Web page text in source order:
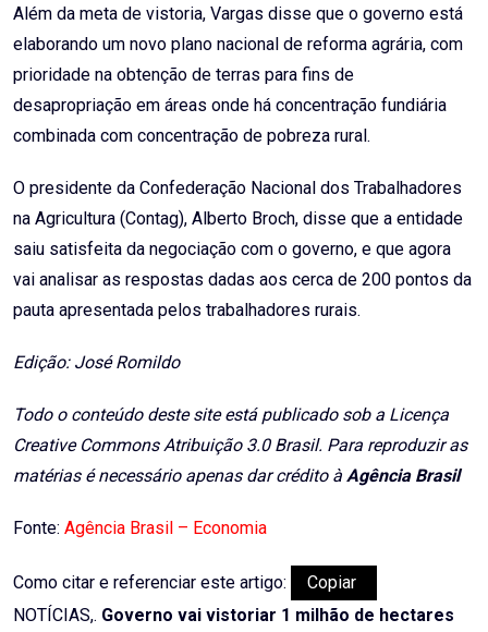
Além da meta de vistoria, Vargas disse que o governo está
elaborando um novo plano nacional de reforma agrária, com
prioridade na obtenção de terras para fins de
desapropriação em áreas onde há concentração fundiária
combinada com concentração de pobreza rural.
O presidente da Confederação Nacional dos Trabalhadores
na Agricultura (Contag), Alberto Broch, disse que a entidade
saiu satisfeita da negociação com o governo, e que agora
vai analisar as respostas dadas aos cerca de 200 pontos da
pauta apresentada pelos trabalhadores rurais.
Edição: José Romildo
Todo o conteúdo deste site está publicado sob a Licença
Creative Commons Atribuição 3.0 Brasil. Para reproduzir as
matérias é necessário apenas dar crédito à Agência Brasil
Fonte: Agência Brasil – Economia
Como citar e referenciar este artigo:
Copiar
NOTÍCIAS,. Governo vai vistoriar 1 milhão de hectares